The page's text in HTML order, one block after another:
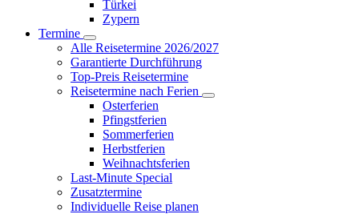
Türkei
Zypern
Termine
Alle Reisetermine 2026/2027
Garantierte Durchführung
Top-Preis Reisetermine
Reisetermine nach Ferien
Osterferien
Pfingstferien
Sommerferien
Herbstferien
Weihnachtsferien
Last-Minute Special
Zusatztermine
Individuelle Reise planen